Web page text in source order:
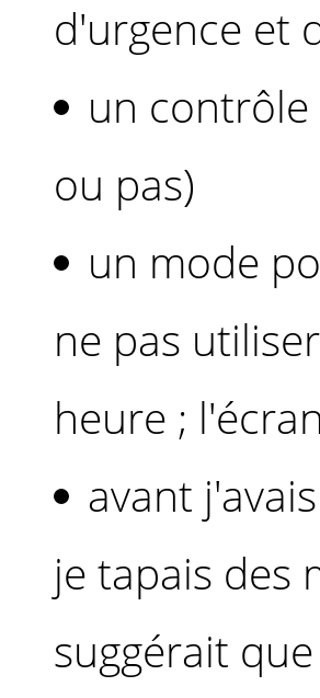
d'urgence et
un
ou pas)
un mode
ne pas
heure ;
avant
je tapais des
suggérait